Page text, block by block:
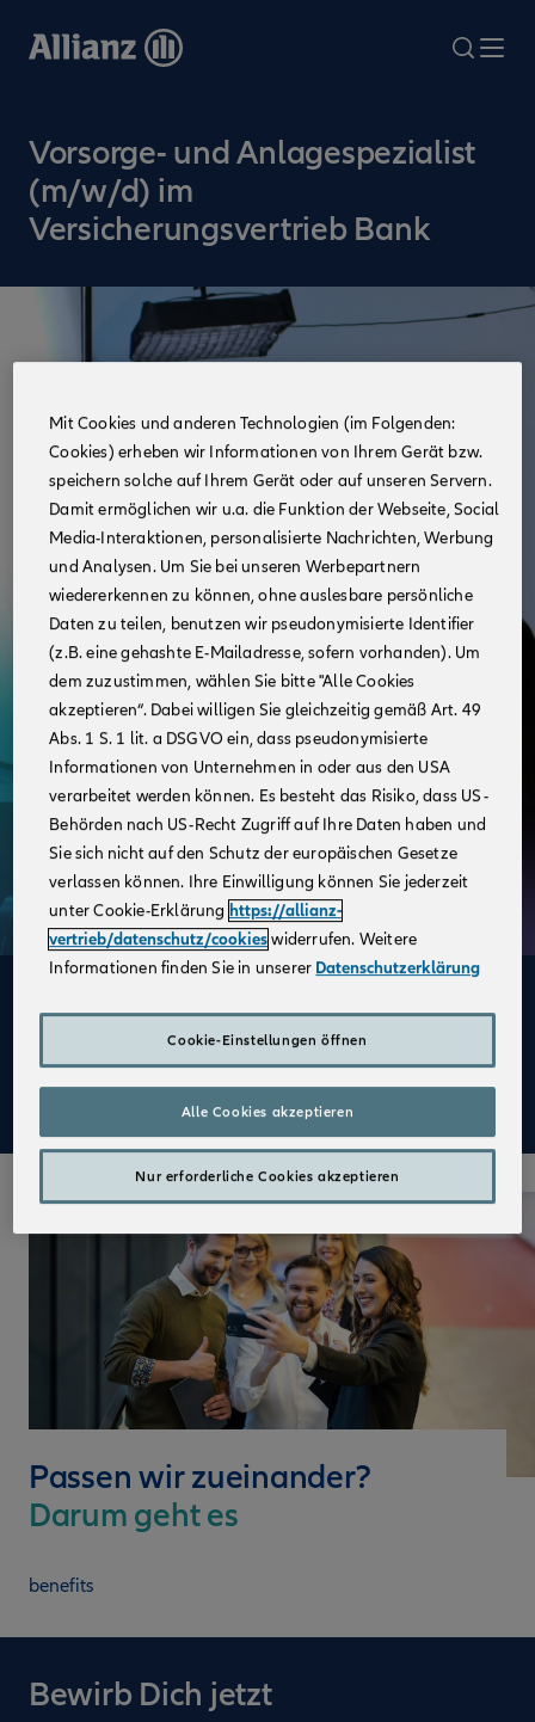
zum
search
Vorsorge- und Anlagespezialist
(m/w/d) im
Versicherungsvertrieb Bank
Deine Vorteile
im Vertrieb der Allianz
Passen wir zueinander?
Darum geht es
benefits
Bewirb Dich jetzt
Mit Cookies und anderen Technologien (im Folgenden:
Cookies) erheben wir Informationen von Ihrem Gerät bzw.
speichern solche auf Ihrem Gerät oder auf unseren Servern.
Damit ermöglichen wir u.a. die Funktion der Webseite, Social
Media-Interaktionen, personalisierte Nachrichten, Werbung
und Analysen. Um Sie bei unseren Werbepartnern
wiedererkennen zu können, ohne auslesbare persönliche
Daten zu teilen, benutzen wir pseudonymisierte Identifier
(z.B. eine gehashte E-Mailadresse, sofern vorhanden). Um
dem zuzustimmen, wählen Sie bitte "Alle Cookies
akzeptieren“. Dabei willigen Sie gleichzeitig gemäß Art. 49
Abs. 1 S. 1 lit. a DSGVO ein, dass pseudonymisierte
Informationen von Unternehmen in oder aus den USA
verarbeitet werden können. Es besteht das Risiko, dass US-
Behörden nach US-Recht Zugriff auf Ihre Daten haben und
Sie sich nicht auf den Schutz der europäischen Gesetze
verlassen können. Ihre Einwilligung können Sie jederzeit
unter Cookie-Erklärung https://allianz-
vertrieb/datenschutz/cookieswiderrufen. Weitere
Informationen finden Sie in unserer Datenschutzerklärung
Cookie-Einstellungen öffnen
Nur erforderliche Cookies akzeptieren
Alle Cookies akzeptieren